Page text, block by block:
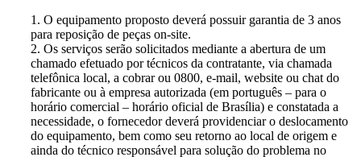
1. O equipamento proposto deverá possuir garantia de 3 anos
para reposição de peças on-site.
2. Os serviços serão solicitados mediante a abertura de um
chamado efetuado por técnicos da contratante, via chamada
telefônica local, a cobrar ou 0800, e-mail, website ou chat do
fabricante ou à empresa autorizada (em português – para o
horário comercial – horário oficial de Brasília) e constatada a
necessidade, o fornecedor deverá providenciar o deslocamento
do equipamento, bem como seu retorno ao local de origem e
ainda do técnico responsável para solução do problema no